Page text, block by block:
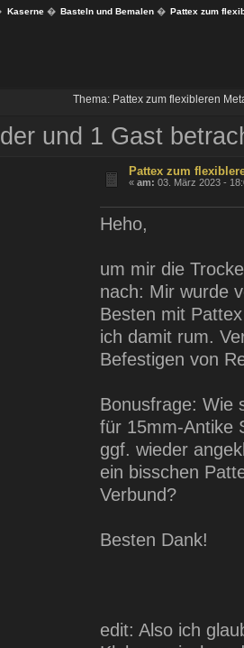
Kaserne� Basteln und Bemalen� Pattex zum
Thema: Pattex zum flexibleren
und 1 Gast
Pattex zum
«am: 03. März 2023 -
Heho,
um mir die
nach: Mir wurde
Besten mit
ich damit rum.
Befestigen von
Bonusfrage: Wie
für 15mm-Antike
ggf. wieder
ein bisschen
Verbund?
Besten Dank!
edit: Also ich